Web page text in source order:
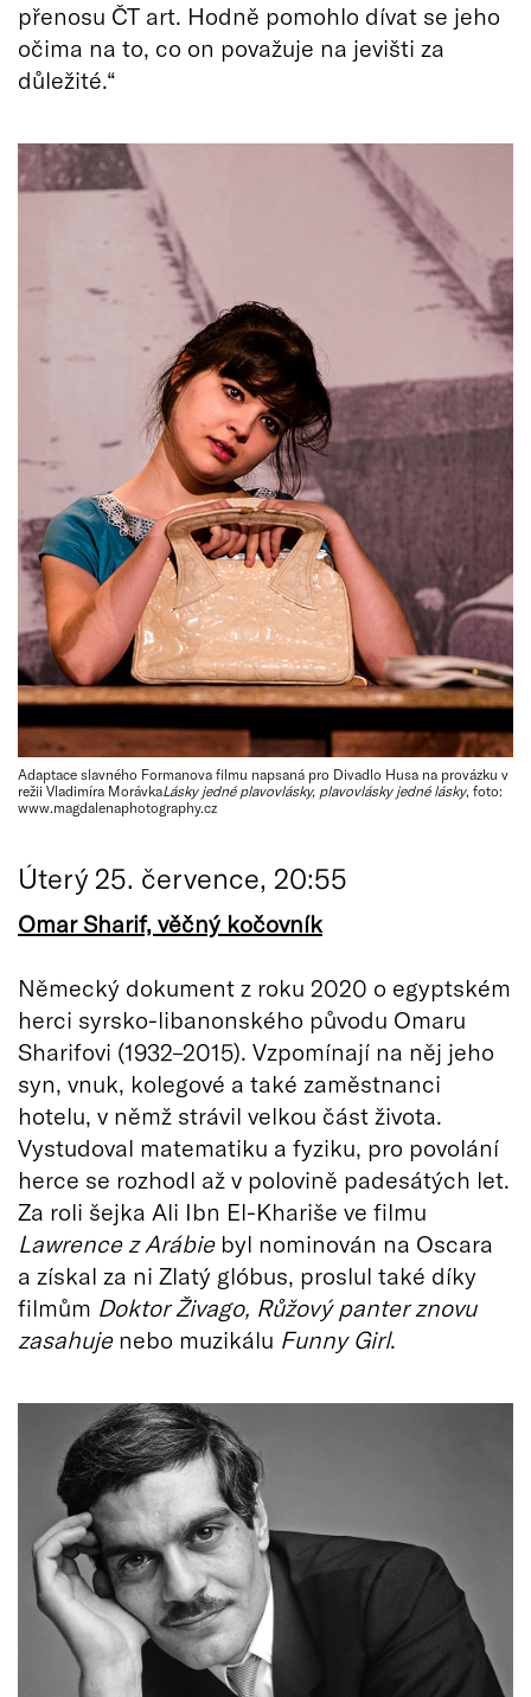
přenosu ČT art. Hodně pomohlo dívat se jeho
očima na to, co on považuje na jevišti za
důležité.“
Adaptace slavného Formanova filmu napsaná pro Divadlo Husa na provázku v
režii Vladimíra MorávkaLásky jedné plavovlásky, plavovlásky jedné lásky, foto:
www.magdalenaphotography.cz
Úterý 25. července, 20:55
Omar Sharif, věčný kočovník
Německý dokument z roku 2020 o egyptském
herci syrsko-libanonského původu Omaru
Sharifovi (1932–2015). Vzpomínají na něj jeho
syn, vnuk, kolegové a také zaměstnanci
hotelu, v němž strávil velkou část života.
Vystudoval matematiku a fyziku, pro povolání
herce se rozhodl až v polovině padesátých let.
Za roli šejka Ali Ibn El-Khariše ve filmu
Lawrence z Arábie byl nominován na Oscara
a získal za ni Zlatý glóbus, proslul také díky
filmům Doktor Živago, Růžový panter znovu
zasahujenebo muzikálu Funny Girl.